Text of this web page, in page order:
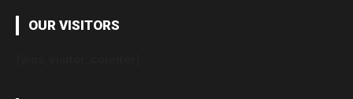
OUR VISITORS